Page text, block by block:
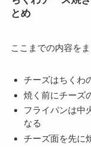
とめ
ここまでの内容を
チーズはちくわ
焼く前にチーズ
フライパンは中
なる
チーズ面を先に